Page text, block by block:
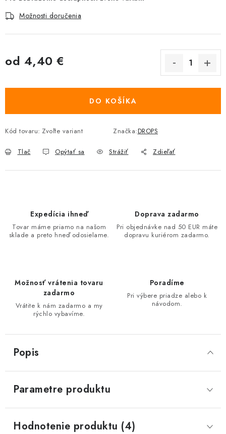
Možnosti doručenia
od 4,40 €
DO KOŠÍKA
Kód tovaru: Zvoľte variant Značka:DROPS
Tlač Opýtať sa Strážiť Zdieľať
Expedícia ihneď
Tovar máme priamo na našom
sklade a preto hneď odosielame.
Doprava zadarmo
Pri objednávke nad 50 EUR máte
dopravu kuriérom zadarmo.
Možnosť vrátenia tovaru
zadarmo
Vrátite k nám zadarmo a my
rýchlo vybavíme.
Poradíme
Pri výbere priadze alebo k
návodom.
Popis
Parametre produktu
Hodnotenie produktu (4)